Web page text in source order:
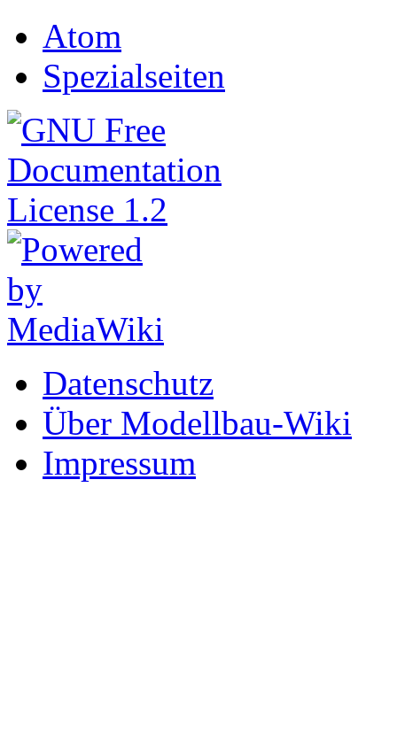
Atom
Spezialseiten
Datenschutz
Über Modellbau-Wiki
Impressum